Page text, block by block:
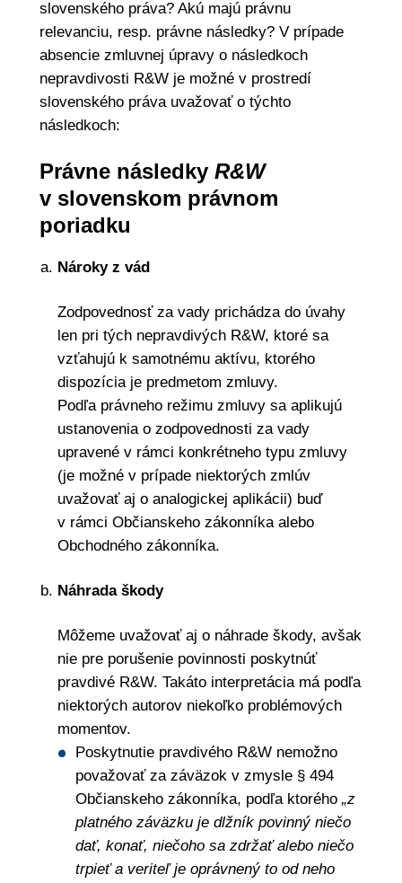
slovenského práva? Akú majú právnu
relevanciu, resp. právne následky? V prípade
absencie zmluvnej úpravy o následkoch
nepravdivosti R&W je možné v prostredí
slovenského práva uvažovať o týchto
následkoch:
Právne následky R&W
v slovenskom právnom
poriadku
Nároky z vád
Zodpovednosť za vady prichádza do úvahy
len pri tých nepravdivých R&W, ktoré sa
vzťahujú k samotnému aktívu, ktorého
dispozícia je predmetom zmluvy.
Podľa právneho režimu zmluvy sa aplikujú
ustanovenia o zodpovednosti za vady
upravené v rámci konkrétneho typu zmluvy
(je možné v prípade niektorých zmlúv
uvažovať aj o analogickej aplikácii) buď
v rámci Občianskeho zákonníka alebo
Obchodného zákonníka.
Náhrada škody
Môžeme uvažovať aj o náhrade škody, avšak
nie pre porušenie povinnosti poskytnúť
pravdivé R&W. Takáto interpretácia má podľa
niektorých autorov niekoľko problémových
momentov.
Poskytnutie pravdivého R&W nemožno
považovať za záväzok v zmysle § 494
Občianskeho zákonníka, podľa ktorého „z
platného záväzku je dlžník povinný niečo
dať, konať, niečoho sa zdržať alebo niečo
trpieť a veriteľ je oprávnený to od neho